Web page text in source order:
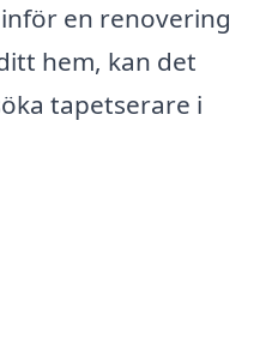
en renovering
hem, kan det
tapetserare i